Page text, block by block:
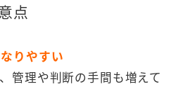
点
りやすい
管理や判断の手間も増えて